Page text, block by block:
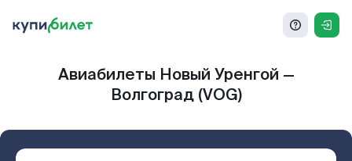
Авиабилеты Новый Уренгой —
Волгоград (VOG)